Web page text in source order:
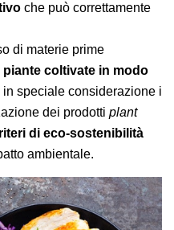
che può correttamente
di materie prime
piante coltivate in modo
in speciale considerazione i
dei prodotti plant
di eco-sostenibilità
ambientale.